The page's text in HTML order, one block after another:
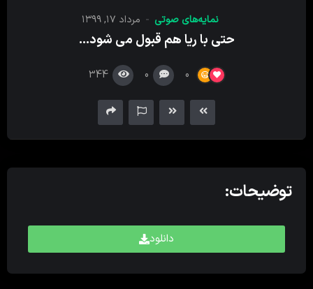
نمایه‌های صوتی مرداد ۱۷, ۱۳۹۹
حتی با ریا هم قبول می شود…
0
0
344
توضیحات:
دانلود